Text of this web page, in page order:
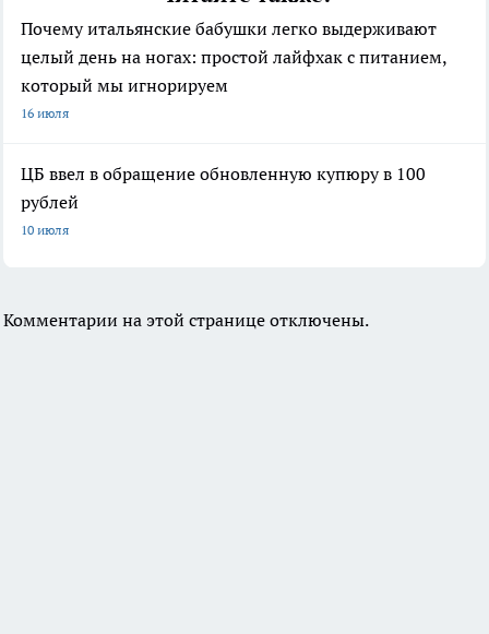
Почему итальянские бабушки легко выдерживают
целый день на ногах: простой лайфхак с питанием,
который мы игнорируем
16 июля
ЦБ ввел в обращение обновленную купюру в 100
рублей
10 июля
Комментарии на этой странице отключены.